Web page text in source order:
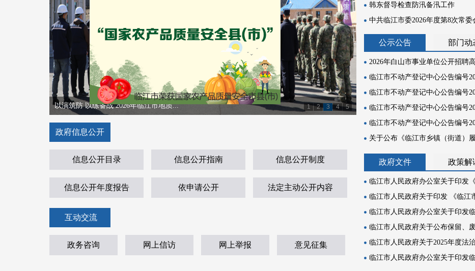
关闭
1 2 3 4 5
青春赴故土 实践促发展
临江市第十届人民代表大会第七次会议...
以演筑防 以练备战 2026年临江市地质...
临江市举行首届青少年人工智能竞赛
“振兴边疆 薪火相传”西部计划志愿...
政府信息公开
信息公开目录 信息公开指南 信息公开制度
信息公开年度报告 依申请公开 法定主动公开内容
互动交流
政务咨询 网上信访 网上举报 意见征集
韩东督导检查防汛备汛工作
中共临江市委2026年度第8次常
公示公告 部门动
2026年白山市事业单位公开招聘
临江市不动产登记中心公告编号
临江市不动产登记中心公告编号
临江市不动产登记中心公告编号
临江市不动产登记中心公告编号
关于公布《临江市乡镇（街道）
政府文件 政策解
临江市人民政府办公室关于印发
临江市人民政府关于印发 《临江
临江市人民政府办公室关于印发
临江市人民政府关于公布保留、
临江市人民政府关于2025年度法
临江市人民政府办公室关于印发